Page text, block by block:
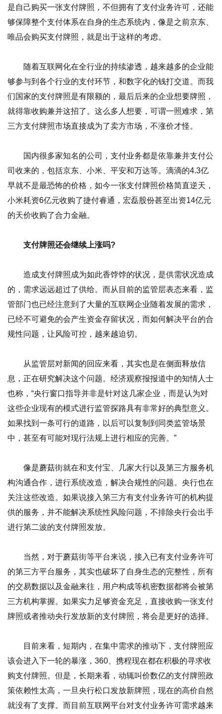
是自己购买一张支付牌照，不但拥有了支付业务许可，还能
够保障整个支付体系在自身的生态系统内，像是之前京东、
唯品会购买支付牌照，就是出于这样的考虑。
随着互联网化在全行业的持续渗透，越来越多的企业能
够参与到各个行业的支付环节，和数字化的钱打交道。而我
们国家的支付牌照是有限额的，最后后来的企业想要牌照，
就得靠收购兼并这招了。这么多人想要，可谓一照难求，第
三方支付牌照市场直接成为了卖方市场，不涨价才怪。
国内很多家知名的公司，支付业务都是依靠兼并支付公
司收来的，包括京东、小米、平安和万达等。滴滴的4.3亿
早就不是最恐怖的价格，如今一张支付牌照价格简直逆天，
小米耗资6亿元收购了捷付睿通，宏磊股份甚至出资14亿元
的天价收购了合力金融。
支付牌照还会继续上涨吗?
造成支付牌照成为如此香饽饽的状况，是供需状况造成
的，需求远远超过了供给。而从目前的监管层表态来看，监
管部门也已经注意到了大量的互联网企业随着发展的需求，
已经不可避免的会产生资金存留状况，而如何解决平台的合
规性问题，让风险可控，越来越迫切。
从监管层对新闻的回应来看，其实也是在侧面释放信
息，正在研究解决这个问题。经济观察报报道中的知情人士
也称，“央行窗口指导并非是针对这几家企业，而是认为对
这些企业现有的模式进行监管探路具有非常好的典型意义。
如果找到一条可行的道路，以后可以复制到同类监管场景
中，甚至有可能对现行法规上进行相应的完善。”
像是蘑菇街就在和支付宝、几家大行以及第三方服务机
构沟通合作，进行系统改造，解决合规性的问题。央行也在
关注这些改造。如果说接入第三方有支付业务许可的机构提
供的服务，并不能解决系统性风险问题，不排除央行会出手
进行第二波的支付牌照发放。
当然，对于蘑菇街等平台来说，接入已有支付业务许可
的第三方平台服务，其实也破坏了自身生态的完整性，所有
的交易数据以及金融来往，用户构成等机密数据都将会被第
三方机构掌握。如果实力足够资金充足，直接收购一张支付
牌照或者推动央行发放新的支付牌照，将会是更好的选择。
目前来看，短期内，在集中需求的推动下，支付牌照应
该会进入下一轮的暴涨，360、携程现在都在积极的寻求收
购支付牌照。但是，长期来看，动辄叫价数亿的支付牌照政
策依赖性太高，一旦央行松口发放新牌照，现在的高价自然
就没有了支撑。而目前互联网平台对支付业务许可需求越来